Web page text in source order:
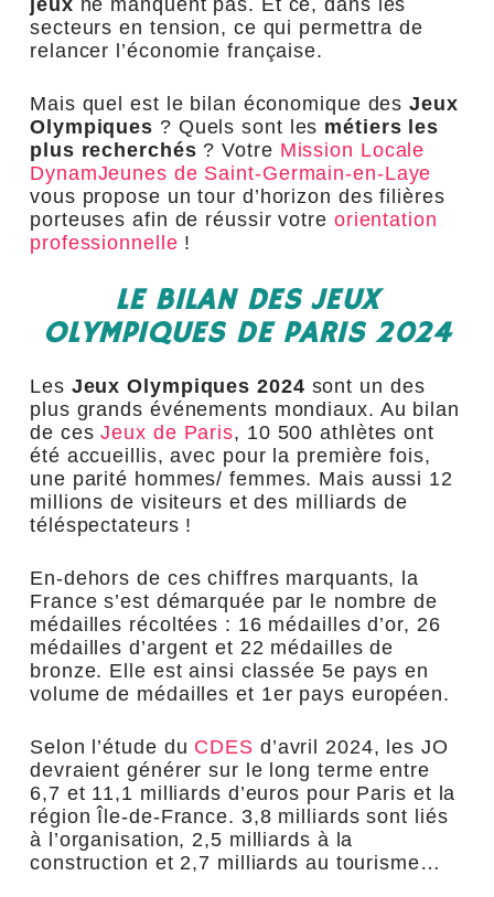
jeux ne manquent pas. Et ce, dans les
secteurs en tension, ce qui permettra de
relancer l’économie française.
Mais quel est le bilan économique desJeux
Olympiques ? Quels sont les métiers les
plus recherchés ? Votre Mission Locale
DynamJeunes de Saint-Germain-en-Laye
vous propose un tour d’horizon des filières
porteuses afin de réussir votre orientation
professionnelle !
LE BILAN DES JEUX
OLYMPIQUES DE PARIS 2024
Les Jeux Olympiques 2024 sont un des
plus grands événements mondiaux. Au bilan
de cesJeux de Paris, 10 500 athlètes ont
été accueillis, avec pour la première fois,
une parité hommes/ femmes. Mais aussi 12
millions de visiteurs et des milliards de
téléspectateurs !
En-dehors de ces chiffres marquants, la
France s’est démarquée par le nombre de
médailles récoltées : 16 médailles d’or, 26
médailles d’argent et 22 médailles de
bronze. Elle est ainsi classée 5e pays en
volume de médailles et 1er pays européen.
Selon l’étude du CDES d’avril 2024, les JO
devraient générer sur le long terme entre
6,7 et 11,1 milliards d’euros pour Paris et la
région Île-de-France. 3,8 milliards sont liés
à l’organisation, 2,5 milliards à la
construction et 2,7 milliards au tourisme…